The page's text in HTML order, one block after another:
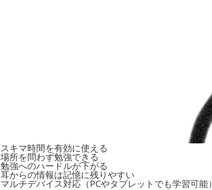
スキマ時間を有効に使える
場所を問わず勉強できる
勉強へのハードルが下がる
耳からの情報は記憶に残りやすい
マルチデバイス対応（PCやタブレットでも学習可能）